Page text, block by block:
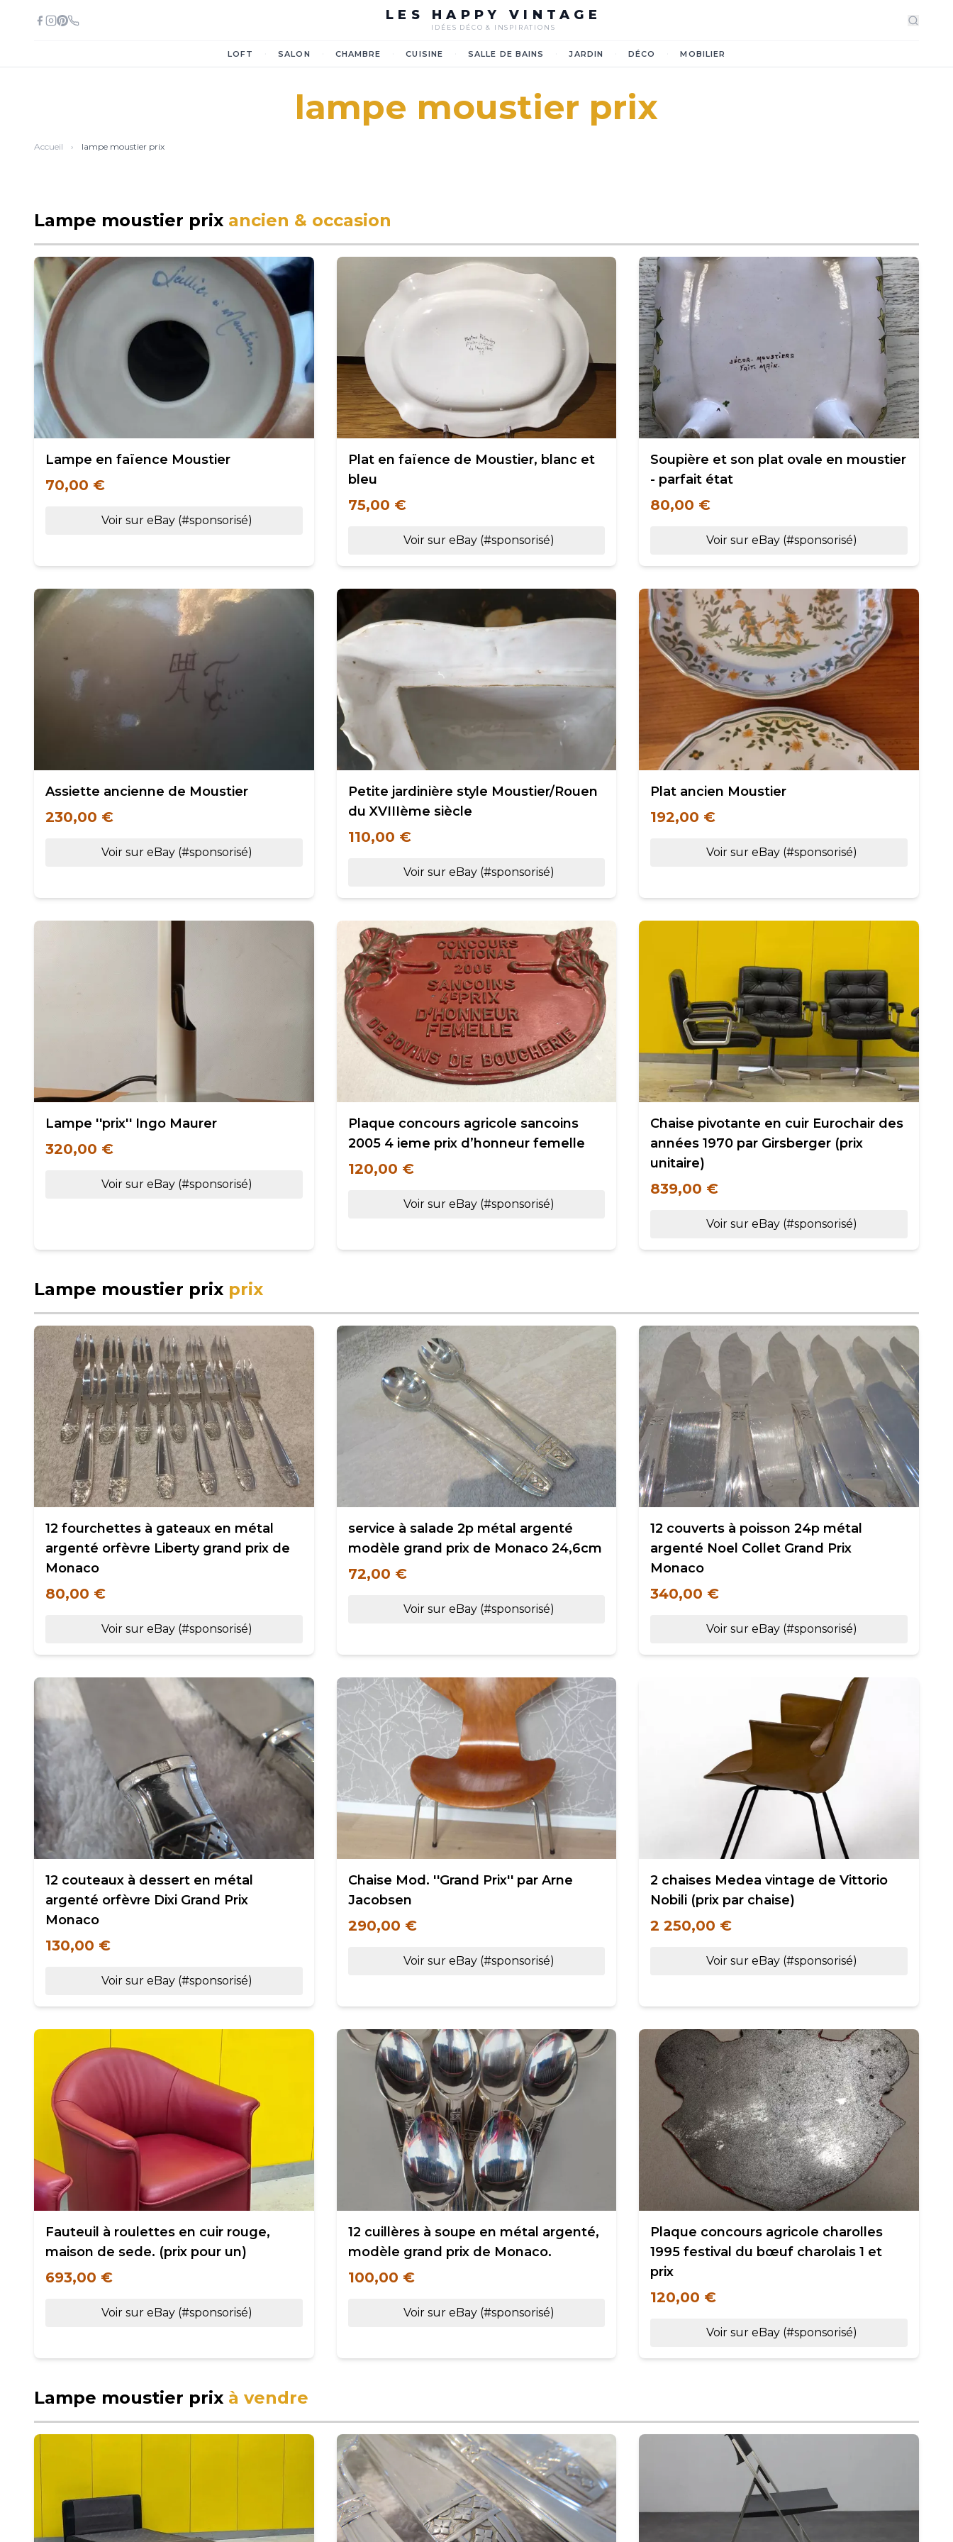
LES HAPPY VINTAGE
IDÉES DÉCO & INSPIRATIONS
LOFT SALON CHAMBRE CUISINE SALLE DE BAINS JARDIN DÉCO MOBILIER
lampe moustier prix
Accueil › lampe moustier prix
Lampe moustier prix ancien & occasion
Lampe en faïence Moustier
70,00 €
Voir sur eBay (#sponsorisé)
Plat en faïence de Moustier, blanc et
bleu
75,00 €
Voir sur eBay (#sponsorisé)
Soupière et son plat ovale en moustier
- parfait état
80,00 €
Voir sur eBay (#sponsorisé)
Assiette ancienne de Moustier
230,00 €
Voir sur eBay (#sponsorisé)
Petite jardinière style Moustier/Rouen
du XVIIIème siècle
110,00 €
Voir sur eBay (#sponsorisé)
Plat ancien Moustier
192,00 €
Voir sur eBay (#sponsorisé)
Lampe ''prix'' Ingo Maurer
320,00 €
Voir sur eBay (#sponsorisé)
Plaque concours agricole sancoins
2005 4 ieme prix d’honneur femelle
120,00 €
Voir sur eBay (#sponsorisé)
Chaise pivotante en cuir Eurochair des
années 1970 par Girsberger (prix
unitaire)
839,00 €
Voir sur eBay (#sponsorisé)
Lampe moustier prix prix
12 fourchettes à gateaux en métal
argenté orfèvre Liberty grand prix de
Monaco
80,00 €
Voir sur eBay (#sponsorisé)
service à salade 2p métal argenté
modèle grand prix de Monaco 24,6cm
72,00 €
Voir sur eBay (#sponsorisé)
12 couverts à poisson 24p métal
argenté Noel Collet Grand Prix
Monaco
340,00 €
Voir sur eBay (#sponsorisé)
12 couteaux à dessert en métal
argenté orfèvre Dixi Grand Prix
Monaco
130,00 €
Voir sur eBay (#sponsorisé)
Chaise Mod. ''Grand Prix'' par Arne
Jacobsen
290,00 €
Voir sur eBay (#sponsorisé)
2 chaises Medea vintage de Vittorio
Nobili (prix par chaise)
2 250,00 €
Voir sur eBay (#sponsorisé)
Fauteuil à roulettes en cuir rouge,
maison de sede. (prix pour un)
693,00 €
Voir sur eBay (#sponsorisé)
12 cuillères à soupe en métal argenté,
modèle grand prix de Monaco.
100,00 €
Voir sur eBay (#sponsorisé)
Plaque concours agricole charolles
1995 festival du bœuf charolais 1 et
prix
120,00 €
Voir sur eBay (#sponsorisé)
Lampe moustier prix à vendre